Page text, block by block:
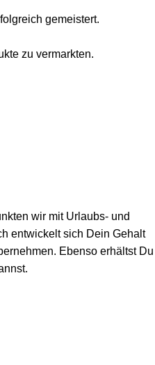
gemeistert.
zu vermarkten.
wir mit Urlaubs- und
entwickelt sich Dein Gehalt
Ebenso erhältst Du